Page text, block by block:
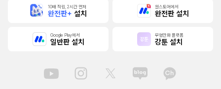
10배 적립, 2시간 먼저
완전판+ 설치
원스토어에서
완전판 설치
Google Play에서
일반판 설치
무협만화 플랫폼
강툰 설치